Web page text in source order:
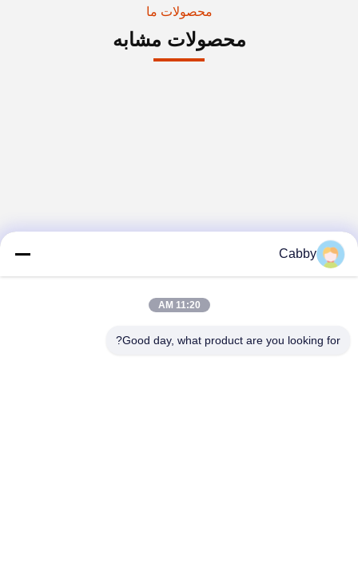
محصولات ما
محصولات مشابه
Cabby
11:20 AM
Good day, what product are you looking for?